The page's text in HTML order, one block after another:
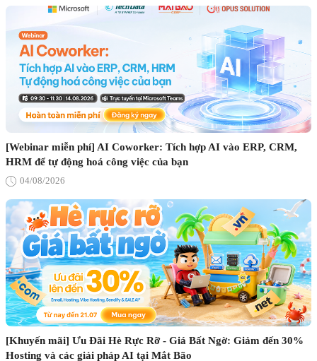
[Webinar miễn phí] AI Coworker: Tích hợp AI vào ERP, CRM,
HRM để tự động hoá công việc của bạn
04/08/2026
[Khuyến mãi] Ưu Đãi Hè Rực Rỡ - Giá Bất Ngờ: Giảm đến 30%
Hosting và các giải pháp AI tại Mắt Bão